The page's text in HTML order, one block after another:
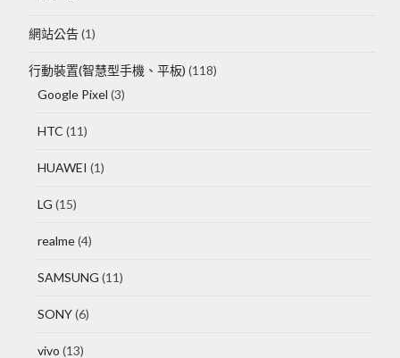
網站公告(1)
行動裝置(智慧型手機、平板) (118)
Google Pixel (3)
HTC (11)
HUAWEI (1)
LG (15)
realme(4)
SAMSUNG (11)
SONY(6)
vivo (13)